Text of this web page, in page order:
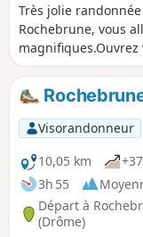
Très jolie
Rochebrune, vous
environnante,
entourent.Cette
faire en toutes
Linceuil, de Saint-
rythmeront cette
Visorandonneur
10,05 km
3h 55
Départ à
(Drôme)